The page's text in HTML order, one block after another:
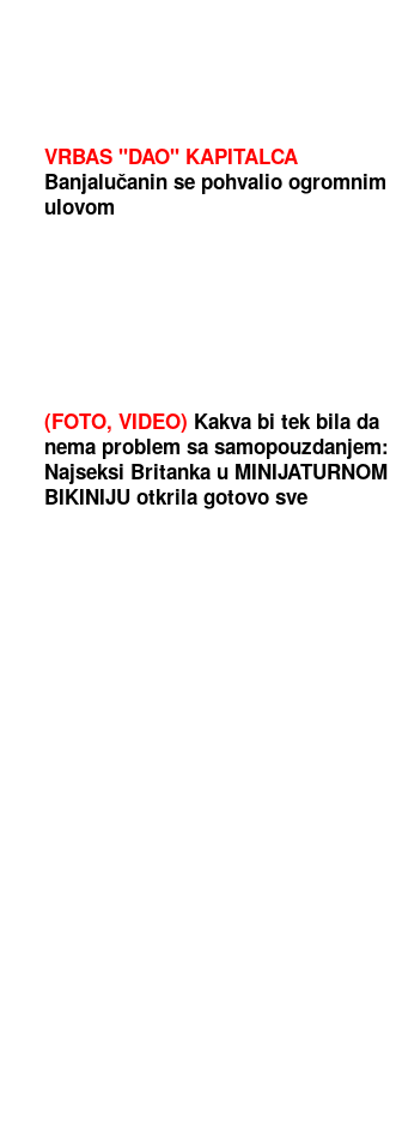
VRBAS "DAO" KAPITALCA
Banjalučanin se pohvalio ogromnim
ulovom
(FOTO, VIDEO) Kakva bi tek bila da
nema problem sa samopouzdanjem:
Najseksi Britanka u MINIJATURNOM
BIKINIJU otkrila gotovo sve